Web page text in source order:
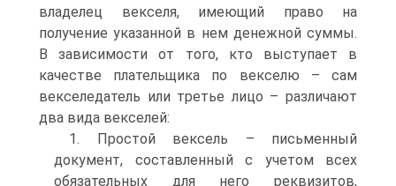
владелец векселя, имеющий право на
получение указанной в нем денежной суммы.
В зависимости от того, кто выступает в
качестве плательщика по векселю – сам
векселедатель или третье лицо – различают
два вида векселей:
1. Простой вексель – письменный
документ, составленный с учетом всех
обязательных для него реквизитов,